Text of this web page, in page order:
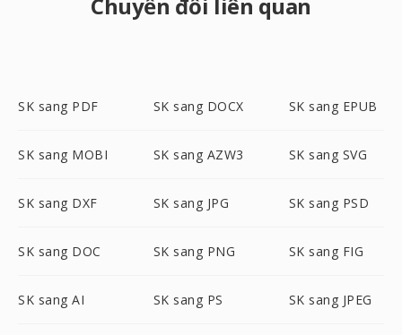
SK sang PDF SK sang DOCX SK sang EPUB
SK sang MOBI SK sang AZW3 SK sang SVG
SK sang DXF SK sang JPG SK sang PSD
SK sang DOC SK sang PNG SK sang FIG
SK sang AI SK sang PS SK sang JPEG